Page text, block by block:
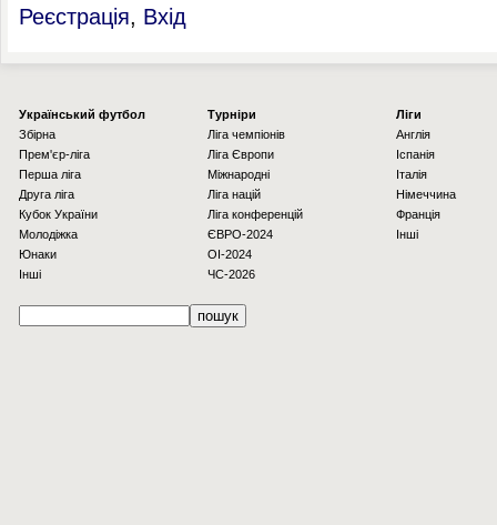
Реєстрація, Вхід
Українcький футбол
Збірна
Прем'єр-ліга
Перша ліга
Друга ліга
Кубок України
Молодіжка
Юнаки
Інші
Турніри
Ліга чемпіонів
Ліга Європи
Міжнародні
Ліга націй
Ліга конференцій
ЄВРО-2024
OI-2024
ЧС-2026
Ліги
Англія
Іспанія
Італія
Німеччина
Франція
Інші